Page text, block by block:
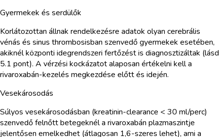
Gyermekek és serdülők
Korlátozottan állnak rendelkezésre adatok olyan cerebrális
vénás és sinus thrombosisban szenvedő gyermekek esetében,
akiknél központi idegrendszeri fertőzést is diagnosztizáltak (lásd
5.1 pont). A vérzési kockázatot alaposan értékelni kell a
rivaroxabán-kezelés megkezdése előtt és idején.
Vesekárosodás
Súlyos vesekárosodásban (kreatinin-clearance < 30 ml/perc)
szenvedő felnőtt betegeknél a rivaroxabán plazmaszintje
jelentősen emelkedhet (átlagosan 1,6-szeres lehet), ami a